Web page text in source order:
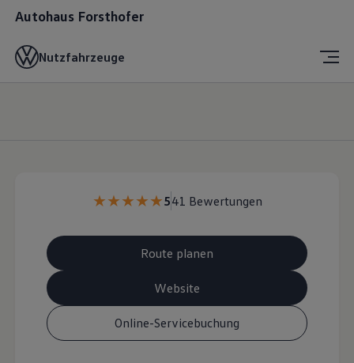
Autohaus Forsthofer
Nutzfahrzeuge
541 Bewertungen
Route planen
Website
Online-Servicebuchung